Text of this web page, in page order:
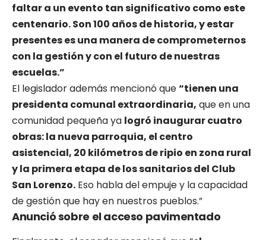
faltar a un evento tan significativo como este
centenario. Son 100 años de historia, y estar
presentes es una manera de comprometernos
con la gestión y con el futuro de nuestras
escuelas.”
El legislador además mencionó que“tienen una
presidenta comunal extraordinaria, que en una
comunidad pequeña ya logró inaugurar cuatro
obras: la nueva parroquia, el centro
asistencial, 20 kilómetros de ripio en zona rural
y la primera etapa de los sanitarios del Club
San Lorenzo. Eso habla del empuje y la capacidad
de gestión que hay en nuestros pueblos.”
Anunció sobre el acceso pavimentado